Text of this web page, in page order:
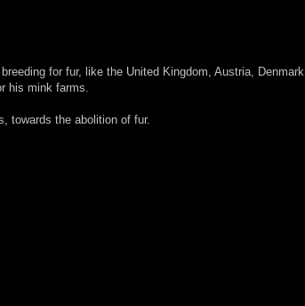
for fur, like the United Kingdom, Austria, Denmark
his mink farms.
towards the abolition of fur.